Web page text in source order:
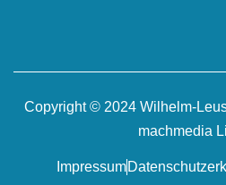
Copyright © 2024 Wilhelm-
machmedia
Impressum